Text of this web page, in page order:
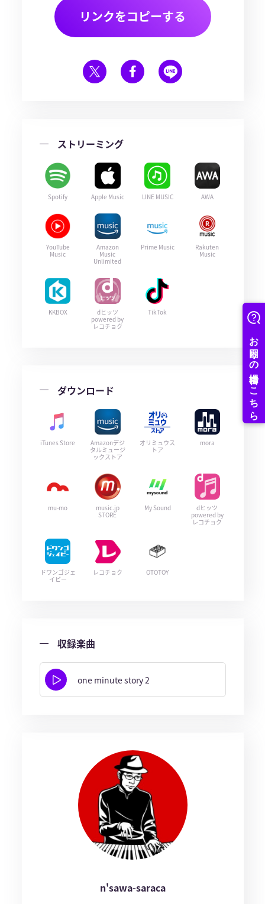
リンクをコピーする
ストリーミング
Spotify Apple Music LINE MUSIC AWA
YouTube
Music
Amazon
Music
Unlimited
Prime Music
Rakuten
Music
KKBOX
dヒッツ
powered by
レコチョク
TikTok
ダウンロード
iTunes Store
Amazonデジ
タルミュージ
ックストア
オリミュウス
トア
mora
mu-mo
music.jp
STORE
My Sound
dヒッツ
powered by
レコチョク
ドワンゴジェ
イピー
レコチョク OTOTOY
収録楽曲
one minute story 2
n'sawa-saraca